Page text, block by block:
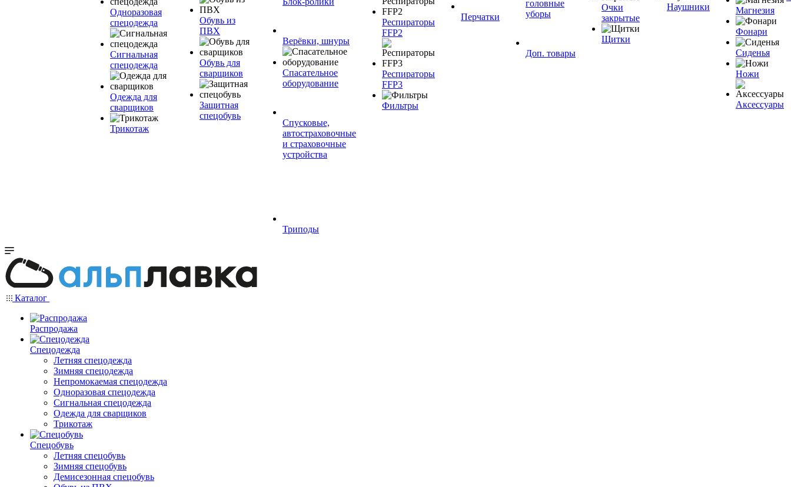
Одноразовая
спецодежда
Сигнальная
спецодежда
Одежда для
сварщиков
Трикотаж
Обувь из
ПВХ
Обувь для
сварщиков
Защитная
спецобувь
Верёвки, шнуры
Спасательное
оборудование
Спусковые,
автостраховочные
и страховочные
устройства
Триподы
Респираторы
FFP2
Респираторы
FFP3
Фильтры
Перчатки
головные
уборы
Доп. товары
Очки
закрытые
Щитки
Наушники Магнезия
Фонари
Сиденья
Ножи
Аксессуары
Каталог
Распродажа
Спецодежда
Летняя спецодежда
Зимняя спецодежда
Непромокаемая спецодежда
Одноразовая спецодежда
Сигнальная спецодежда
Одежда для сварщиков
Трикотаж
Спецобувь
Летняя спецобувь
Зимняя спецобувь
Демисезонная спецобувь